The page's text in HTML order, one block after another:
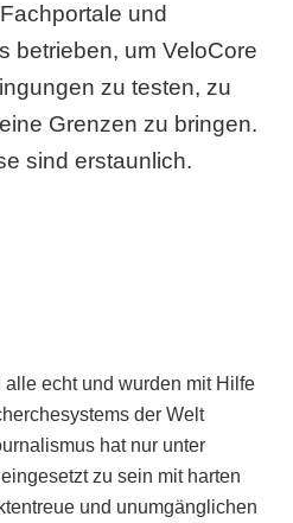
und
betrieben, um VeloCore
zu testen, zu
Grenzen zu bringen.
sind erstaunlich.
echt und wurden mit Hilfe
der Welt
hat nur unter
zu sein mit harten
und unumgänglichen